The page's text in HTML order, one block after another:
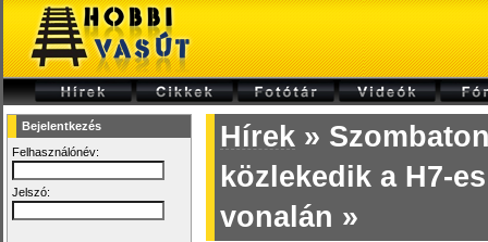
Bejelentkezés
Felhasználónév:
Jelszó:
Hírek »
közlekedik a H7-
vonalán »